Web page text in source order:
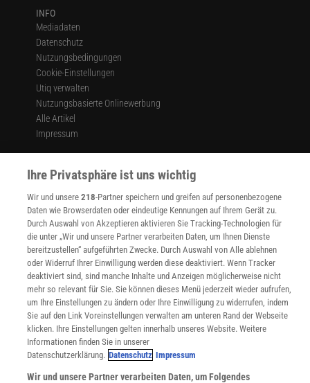
INFO
Mediadaten
Datenschutz
Nutzungsbedingungen
Cookie-Einstellungen
Utiq verwalten
Nutzungsbasierte Onlinewerbung
Alle Artikel
Impressum
Angebote für Schulen
Sprachen lernen mit Gymglish
Lexika
Für Spektrum schreiben
Zugänglichkeitserklärung
WEBSEITEN
KielSCN
Wissenschaft in die Schulen
SciLogs
Uns finden Sie auch hier:
Ihre Privatsphäre ist uns wichtig
Wir und unsere218-Partner speichern und greifen auf personenbezogene
Daten wie Browserdaten oder eindeutige Kennungen auf Ihrem Gerät zu.
Durch Auswahl von Akzeptieren aktivieren Sie Tracking-Technologien für
die unter „Wir und unsere Partner verarbeiten Daten, um Ihnen Dienste
bereitzustellen“ aufgeführten Zwecke. Durch Auswahl von Alle ablehnen
oder Widerruf Ihrer Einwilligung werden diese deaktiviert. Wenn Tracker
deaktiviert sind, sind manche Inhalte und Anzeigen möglicherweise nicht
mehr so relevant für Sie. Sie können dieses Menü jederzeit wieder aufrufen,
um Ihre Einstellungen zu ändern oder Ihre Einwilligung zu widerrufen, indem
Sie auf den Link Voreinstellungen verwalten am unteren Rand der Webseite
klicken. Ihre Einstellungen gelten innerhalb unseres Website. Weitere
Informationen finden Sie in unserer
Datenschutzerklärung. Datenschutz Impressum
Wir und unsere Partner verarbeiten Daten, um Folgendes